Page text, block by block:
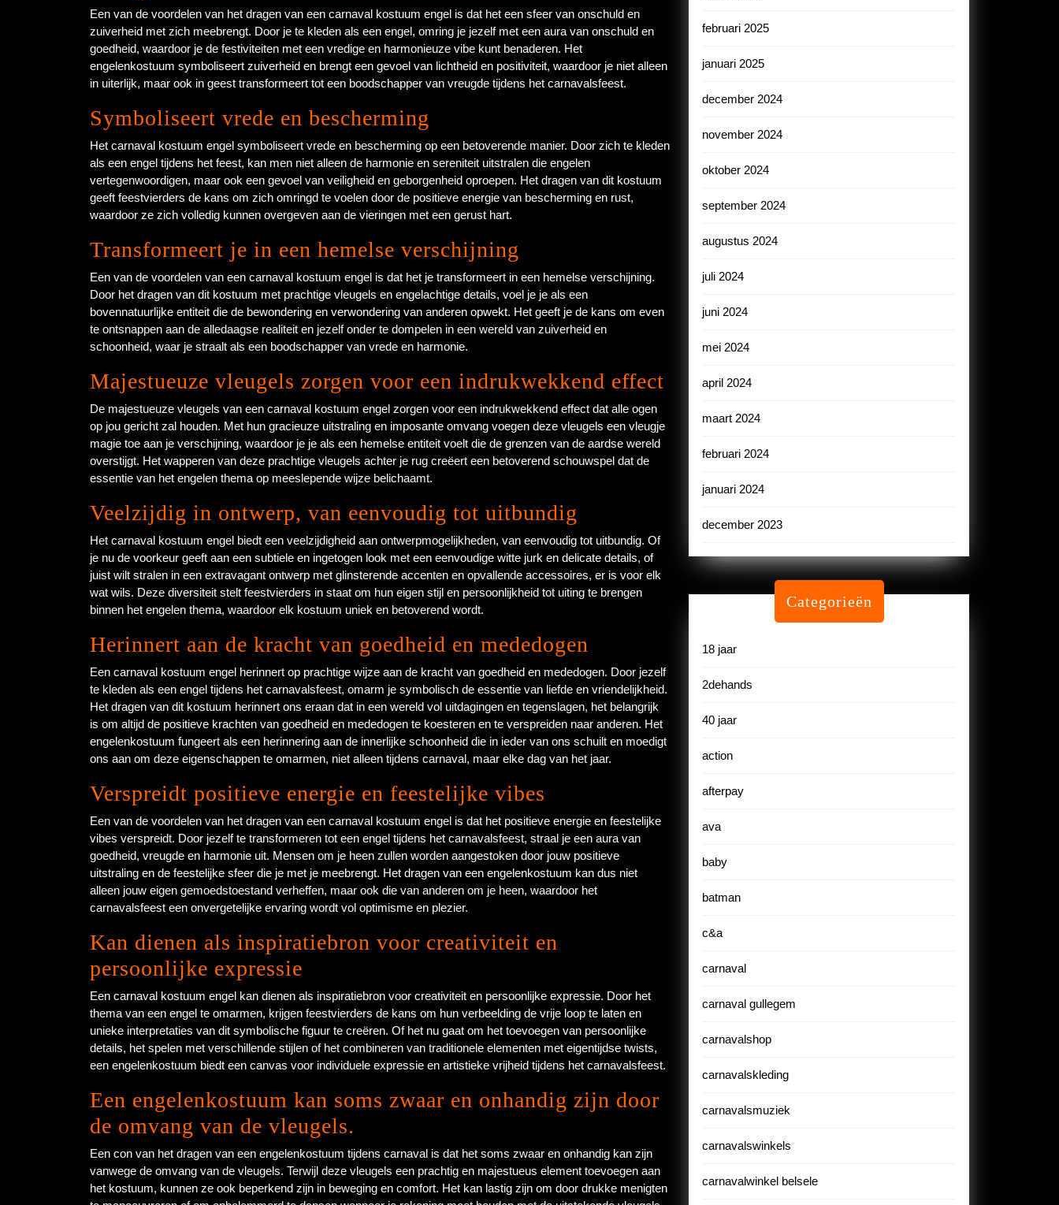
Een van de voordelen van het dragen van een carnaval kostuum engel is dat het een sfeer van onschuld en
zuiverheid met zich meebrengt. Door je te kleden als een engel, omring je jezelf met een aura van onschuld en
goedheid, waardoor je de festiviteiten met een vredige en harmonieuze vibe kunt benaderen. Het
engelenkostuum symboliseert zuiverheid en brengt een gevoel van lichtheid en positiviteit, waardoor je niet alleen
in uiterlijk, maar ook in geest transformeert tot een boodschapper van vreugde tijdens het carnavalsfeest.
Symboliseert vrede en bescherming
Het carnaval kostuum engel symboliseert vrede en bescherming op een betoverende manier. Door zich te kleden
als een engel tijdens het feest, kan men niet alleen de harmonie en sereniteit uitstralen die engelen
vertegenwoordigen, maar ook een gevoel van veiligheid en geborgenheid oproepen. Het dragen van dit kostuum
geeft feestvierders de kans om zich omringd te voelen door de positieve energie van bescherming en rust,
waardoor ze zich volledig kunnen overgeven aan de vieringen met een gerust hart.
Transformeert je in een hemelse verschijning
Een van de voordelen van een carnaval kostuum engel is dat het je transformeert in een hemelse verschijning.
Door het dragen van dit kostuum met prachtige vleugels en engelachtige details, voel je je als een
bovennatuurlijke entiteit die de bewondering en verwondering van anderen opwekt. Het geeft je de kans om even
te ontsnappen aan de alledaagse realiteit en jezelf onder te dompelen in een wereld van zuiverheid en
schoonheid, waar je straalt als een boodschapper van vrede en harmonie.
Majestueuze vleugels zorgen voor een indrukwekkend effect
De majestueuze vleugels van een carnaval kostuum engel zorgen voor een indrukwekkend effect dat alle ogen
op jou gericht zal houden. Met hun gracieuze uitstraling en imposante omvang voegen deze vleugels een vleugje
magie toe aan je verschijning, waardoor je je als een hemelse entiteit voelt die de grenzen van de aardse wereld
overstijgt. Het wapperen van deze prachtige vleugels achter je rug creëert een betoverend schouwspel dat de
essentie van het engelen thema op meeslepende wijze belichaamt.
Veelzijdig in ontwerp, van eenvoudig tot uitbundig
Het carnaval kostuum engel biedt een veelzijdigheid aan ontwerpmogelijkheden, van eenvoudig tot uitbundig. Of
je nu de voorkeur geeft aan een subtiele en ingetogen look met een eenvoudige witte jurk en delicate details, of
juist wilt stralen in een extravagant ontwerp met glinsterende accenten en opvallende accessoires, er is voor elk
wat wils. Deze diversiteit stelt feestvierders in staat om hun eigen stijl en persoonlijkheid tot uiting te brengen
binnen het engelen thema, waardoor elk kostuum uniek en betoverend wordt.
Herinnert aan de kracht van goedheid en mededogen
Een carnaval kostuum engel herinnert op prachtige wijze aan de kracht van goedheid en mededogen. Door jezelf
te kleden als een engel tijdens het carnavalsfeest, omarm je symbolisch de essentie van liefde en vriendelijkheid.
Het dragen van dit kostuum herinnert ons eraan dat in een wereld vol uitdagingen en tegenslagen, het belangrijk
is om altijd de positieve krachten van goedheid en mededogen te koesteren en te verspreiden naar anderen. Het
engelenkostuum fungeert als een herinnering aan de innerlijke schoonheid die in ieder van ons schuilt en moedigt
ons aan om deze eigenschappen te omarmen, niet alleen tijdens carnaval, maar elke dag van het jaar.
Verspreidt positieve energie en feestelijke vibes
Een van de voordelen van het dragen van een carnaval kostuum engel is dat het positieve energie en feestelijke
vibes verspreidt. Door jezelf te transformeren tot een engel tijdens het carnavalsfeest, straal je een aura van
goedheid, vreugde en harmonie uit. Mensen om je heen zullen worden aangestoken door jouw positieve
uitstraling en de feestelijke sfeer die je met je meebrengt. Het dragen van een engelenkostuum kan dus niet
alleen jouw eigen gemoedstoestand verheffen, maar ook die van anderen om je heen, waardoor het
carnavalsfeest een onvergetelijke ervaring wordt vol optimisme en plezier.
Kan dienen als inspiratiebron voor creativiteit en
persoonlijke expressie
Een carnaval kostuum engel kan dienen als inspiratiebron voor creativiteit en persoonlijke expressie. Door het
thema van een engel te omarmen, krijgen feestvierders de kans om hun verbeelding de vrije loop te laten en
unieke interpretaties van dit symbolische figuur te creëren. Of het nu gaat om het toevoegen van persoonlijke
details, het spelen met verschillende stijlen of het combineren van traditionele elementen met eigentijdse twists,
een engelenkostuum biedt een canvas voor individuele expressie en artistieke vrijheid tijdens het carnavalsfeest.
Een engelenkostuum kan soms zwaar en onhandig zijn door
de omvang van de vleugels.
Een con van het dragen van een engelenkostuum tijdens carnaval is dat het soms zwaar en onhandig kan zijn
vanwege de omvang van de vleugels. Terwijl deze vleugels een prachtig en majestueus element toevoegen aan
het kostuum, kunnen ze ook beperkend zijn in beweging en comfort. Het kan lastig zijn om door drukke menigten
februari 2025
januari 2025
december 2024
november 2024
oktober 2024
september 2024
augustus 2024
juli 2024
juni 2024
mei 2024
april 2024
maart 2024
februari 2024
januari 2024
december 2023
Categorieën
18 jaar
2dehands
40 jaar
action
afterpay
ava
baby
batman
c&a
carnaval
carnaval gullegem
carnavalshop
carnavalskleding
carnavalsmuziek
carnavalswinkels
carnavalwinkel belsele